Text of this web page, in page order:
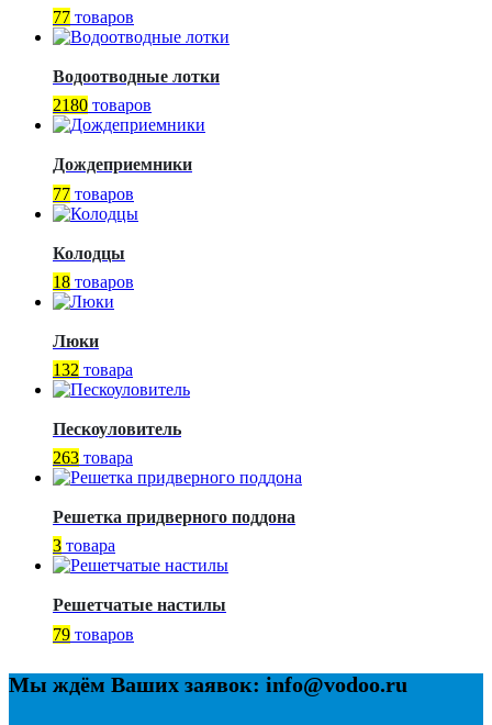
77 товаров
Водоотводные лотки
2180 товаров
Дождеприемники
77 товаров
Колодцы
18 товаров
Люки
132 товара
Пескоуловитель
263 товара
Решетка придверного поддона
3 товара
Решетчатые настилы
79 товаров
Мы ждём Ваших заявок: info@vodoo.ru